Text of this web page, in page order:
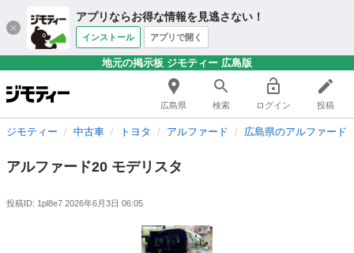
アプリならお得な情報を見逃さない！
インストール アプリで開く
地元の掲示板 ジモティー 広島版
広島県 検索 ログイン 投稿
ジモティー 中古車 トヨタ アルファード 広島県のアルファード
アルファード20 モデリスタ
投稿ID: 1pl8e7 2026年6月3日 06:05